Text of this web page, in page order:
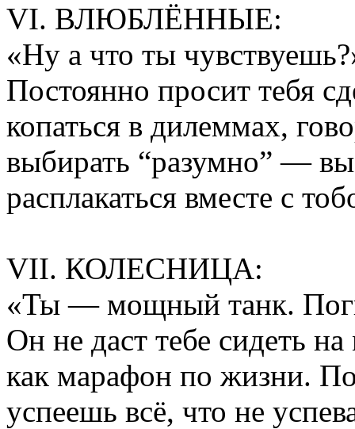
VI. ВЛЮБЛЁННЫЕ:
«Ну а что ты
Постоянно просит тебя
копаться в дилеммах,
выбирать “разумно” —
расплакаться вместе с
VII. КОЛЕСНИЦА:
«Ты — мощный танк.
Он не даст тебе сидеть
как марафон по жизни.
успеешь всё, что не